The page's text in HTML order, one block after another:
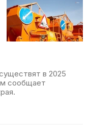
в 2025
сообщает